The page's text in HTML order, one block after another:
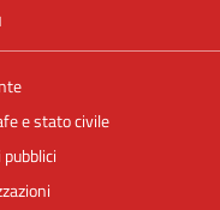
e stato civile